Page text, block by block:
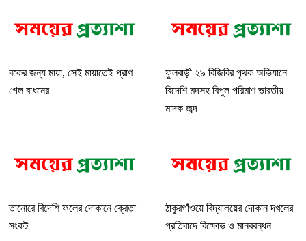
বকের জন্য মায়া, সেই মায়াতেই প্রাণ
গেল বাধনের
ফুলবাড়ী ২৯ বিজিবির পৃথক অভিযানে
বিদেশি মদসহ বিপুল পরিমাণ ভারতীয়
মাদক জব্দ
তানোরে বিদেশি ফলের দোকানে ক্রেতা
সংকট
ঠাকুরগাঁওয়ে বিদ্যালয়ের দোকান দখলের
প্রতিবাদে বিক্ষোভ ও মানববন্ধন